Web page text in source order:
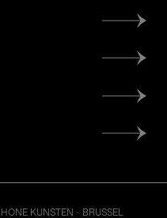
KUNSTEN - BRUSSEL